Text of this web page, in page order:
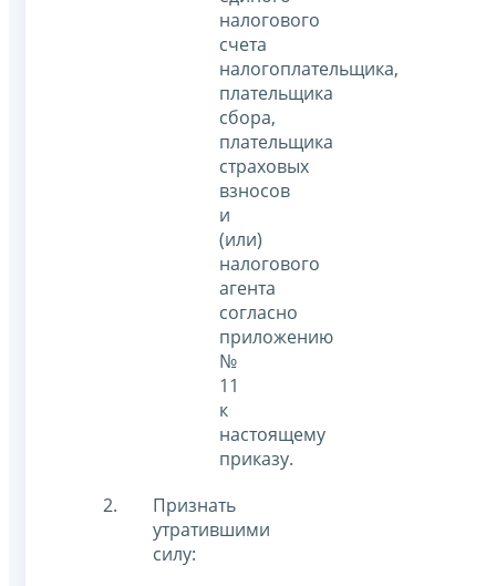
налогового
счета
налогоплательщика,
плательщика
сбора,
плательщика
страховых
взносов
и
(или)
налогового
агента
согласно
приложению
№
11
к
настоящему
приказу.
Признать
утратившими
силу: